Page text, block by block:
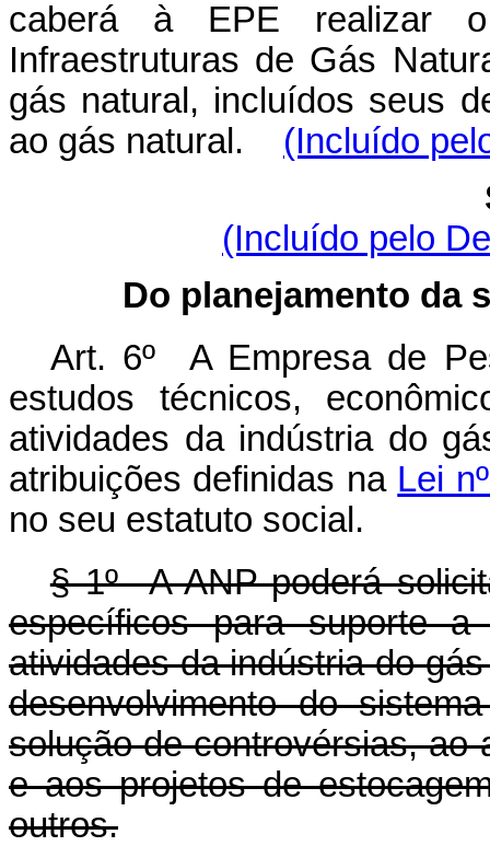
caberá à EPE realizar
Infraestruturas de Gás
gás natural, incluídos seus
ao gás natural. (Incluído
(Incluído pelo
Do planejamento da
Art. 6º A Empresa de
estudos técnicos,
atividades da indústria do
atribuições definidas na Lei
no seu estatuto social.
§ 1º A ANP poderá
específicos para suporte
atividades da indústria do
desenvolvimento do
solução de controvérsias, ao
e aos projetos de
outros.